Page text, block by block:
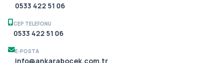
0533 422 51 06
CEP TELEFONU
0533 422 51 06
E-POSTA
info@ankarabocek.com.tr